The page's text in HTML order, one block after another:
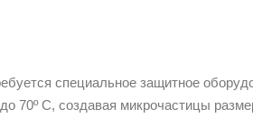
специальное защитное
70º C, создавая микрочастицы